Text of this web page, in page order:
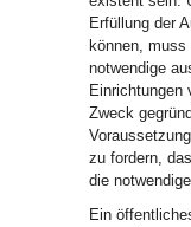
Erfüllung der
können,
notwendige
Einrichtungen
Zweck
zu fordern,
die
Ein